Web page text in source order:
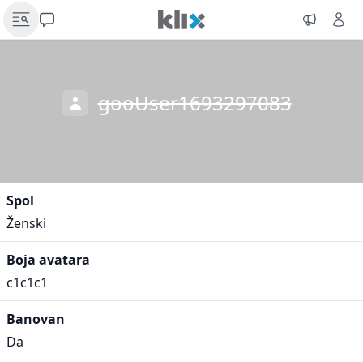
gooUser1693297083
Spol
Ženski
Boja avatara
c1c1c1
Banovan
Da